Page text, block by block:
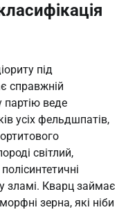
під
справжній
партію веде
усіх фельдшпатів,
світлий,
зламі. Кварц займає
зерна, які ніби